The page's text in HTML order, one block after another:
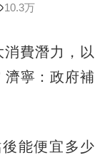
10.3万
費潛力，以
濟寧：政府補
能便宜多少